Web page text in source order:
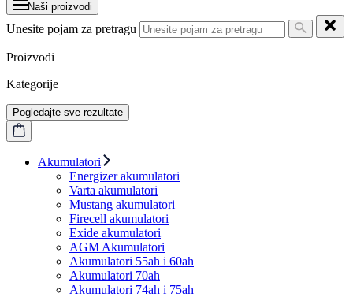
Naši proizvodi
Unesite pojam za pretragu
Proizvodi
Kategorije
Pogledajte sve rezultate
Akumulatori
Energizer akumulatori
Varta akumulatori
Mustang akumulatori
Firecell akumulatori
Exide akumulatori
AGM Akumulatori
Akumulatori 55ah i 60ah
Akumulatori 70ah
Akumulatori 74ah i 75ah